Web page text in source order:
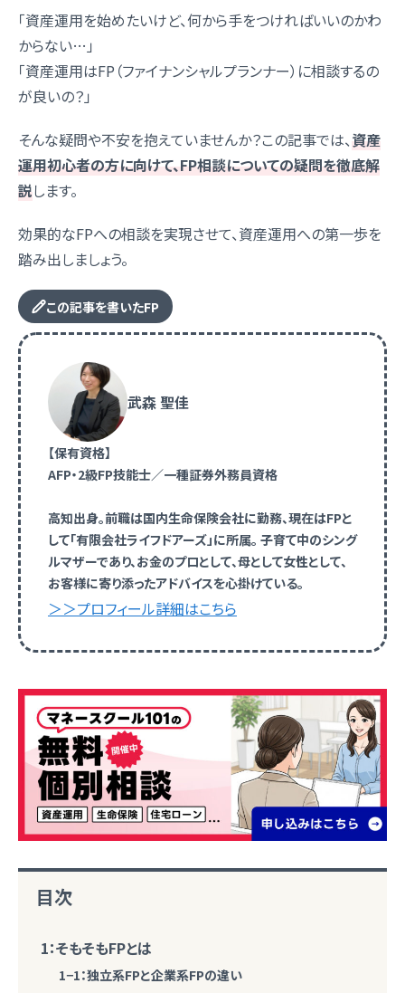
「資産運用を始めたいけど、何から手をつければいいのかわ
からない…」
「資産運用はFP（ファイナンシャルプランナー）に相談するの
が良いの？」
そんな疑問や不安を抱えていませんか？この記事では、資産
運用初心者の方に向けて、FP相談についての疑問を徹底解
説します。
効果的なFPへの相談を実現させて、資産運用への第一歩を
踏み出しましょう。
この記事を書いたFP
武森 聖佳
【保有資格】
AFP・2級FP技能士／一種証券外務員資格
高知出身。前職は国内生命保険会社に勤務、現在はFPと
して「有限会社ライフドアーズ」に所属。 子育て中のシング
ルマザーであり、お金のプロとして、母として女性として、
お客様に寄り添ったアドバイスを心掛けている。
＞＞プロフィール詳細はこちら
目次
1：そもそもFPとは
1−1：独立系FPと企業系FPの違い